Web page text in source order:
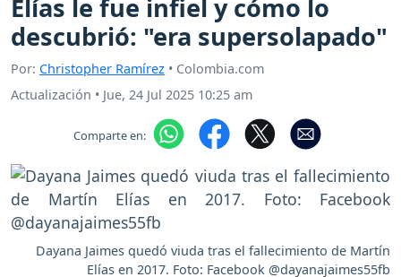
Elías le fue infiel y cómo lo
descubrió: "era supersolapado"
Por: Christopher Ramírez • Colombia.com
Actualización • Jue, 24 Jul 2025 10:25 am
Comparte en:
Dayana Jaimes quedó viuda tras el fallecimiento de Martín
Elías en 2017. Foto: Facebook @dayanajaimes55fb